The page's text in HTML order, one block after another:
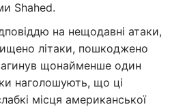
Shahed.
на нещодавні атаки,
літаки, пошкоджено
щонайменше один
наголошують, що ці
місця американської